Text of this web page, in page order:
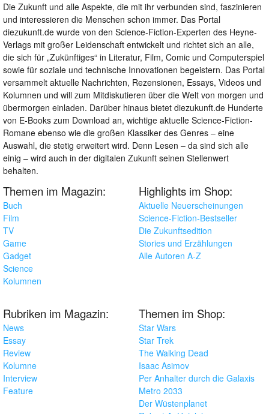
Die Zukunft und alle Aspekte, die mit ihr verbunden sind, faszinieren
und interessieren die Menschen schon immer. Das Portal
diezukunft.de wurde von den Science-Fiction-Experten des Heyne-
Verlags mit großer Leidenschaft entwickelt und richtet sich an alle,
die sich für „Zukünftiges“ in Literatur, Film, Comic und Computerspiel
sowie für soziale und technische Innovationen begeistern. Das Portal
versammelt aktuelle Nachrichten, Rezensionen, Essays, Videos und
Kolumnen und will zum Mitdiskutieren über die Welt von morgen und
übermorgen einladen. Darüber hinaus bietet diezukunft.de Hunderte
von E-Books zum Download an, wichtige aktuelle Science-Fiction-
Romane ebenso wie die großen Klassiker des Genres – eine
Auswahl, die stetig erweitert wird. Denn Lesen – da sind sich alle
einig – wird auch in der digitalen Zukunft seinen Stellenwert
behalten.
Themen im Magazin:
Buch
Film
TV
Game
Gadget
Science
Kolumnen
Highlights im Shop:
Aktuelle Neuerscheinungen
Science-Fiction-Bestseller
Die Zukunftsedition
Stories und Erzählungen
Alle Autoren A-Z
Rubriken im Magazin:
News
Essay
Review
Kolumne
Interview
Feature
Themen im Shop:
Star Wars
Star Trek
The Walking Dead
Isaac Asimov
Per Anhalter durch die Galaxis
Metro 2033
Der Wüstenplanet